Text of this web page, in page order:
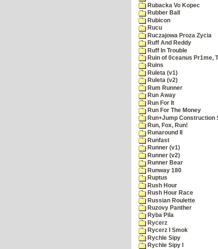
Rubacka Vo Kopec
Rubber Ball
Rubicon
Rucu
Ruczajowa Proza Zycia
Ruff And Reddy
Ruff In Trouble
Ruin of 0ceanus Pr1me,
Ruins
Ruleta (v1)
Ruleta (v2)
Rum Runner
Run Away
Run For It
Run For The Money
Run+Jump Construction
Run, Fox, Run!
Runaround II
Runfast
Runner (v1)
Runner (v2)
Runner Bear
Runway 180
Ruptus
Rush Hour
Rush Hour Race
Russian Roulette
Ruzovy Panther
Ryba Pila
Rycerz
Rycerz I Smok
Rychle Sipy
Rychle Sipy I